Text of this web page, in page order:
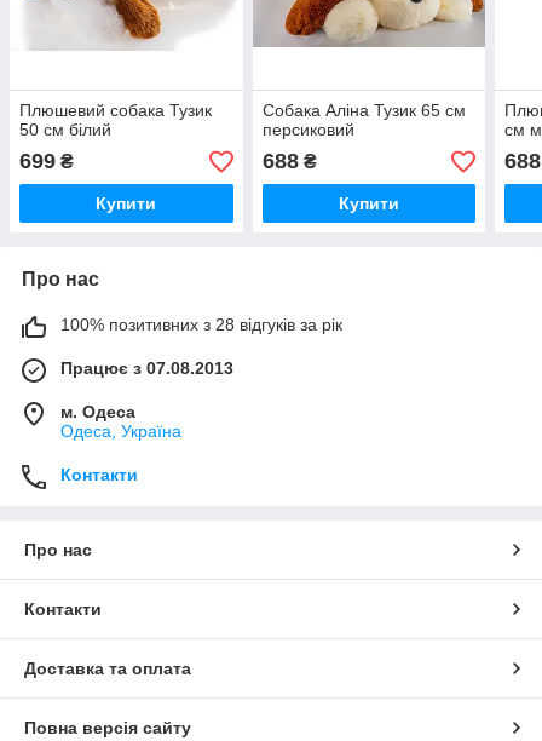
Плюшевий собака Тузик
50 см білий
699 ₴
Купити
Собака Аліна Тузик 65 см
персиковий
688₴
Купити
см
688
Про нас
100% позитивних з 28 відгуків за рік
Працює з 07.08.2013
м. Одеса
Одеса, Україна
Контакти
Про нас
Контакти
Доставка та оплата
Повна версія сайту